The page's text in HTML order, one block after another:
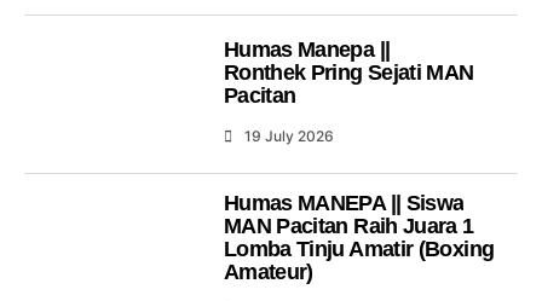
Humas Manepa ||
Ronthek Pring Sejati MAN
Pacitan
19 July 2026
Humas MANEPA || Siswa
MAN Pacitan Raih Juara 1
Lomba Tinju Amatir (Boxing
Amateur)